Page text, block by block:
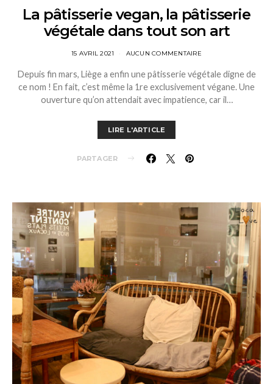
La pâtisserie vegan, la pâtisserie
végétale dans tout son art
15 AVRIL 2021 AUCUN COMMENTAIRE
Depuis fin mars, Liège a enfin une pâtisserie végétale digne de
ce nom ! En fait, c’est même la 1re exclusivement végane. Une
ouverture qu’on attendait avec impatience, car il…
LIRE L'ARTICLE
PARTAGER